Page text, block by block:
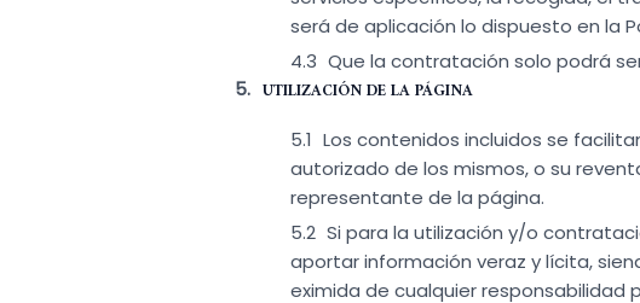
será de aplicación lo dispuesto en la
Que la contratación solo podrá
UTILIZACIÓN DE LA PÁGINA
Los contenidos incluidos se
autorizado de los mismos, o su
representante de la página.
Si para la utilización y/o
aportar información veraz y lícita,
eximida de cualquier responsabilidad